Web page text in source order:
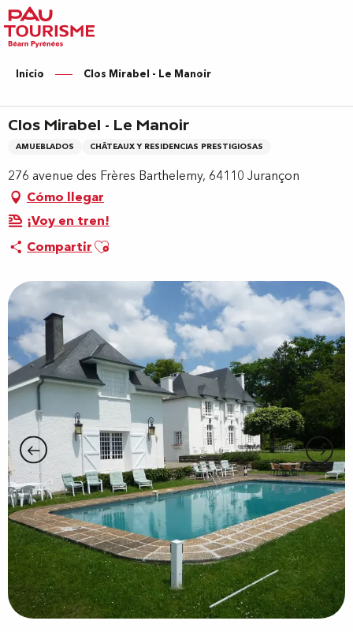
Aller
au
contenu
principal
Inicio Clos Mirabel - Le Manoir
Clos Mirabel - Le Manoir
AMUEBLADOS CHÂTEAUX Y RESIDENCIAS PRESTIGIOSAS
276 avenue des Frères Barthelemy, 64110 Jurançon
Cómo llegar
¡Voy en tren!
CompartirAjouter aux favoris